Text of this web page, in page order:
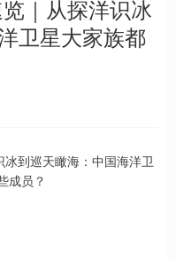
｜从探洋识冰
卫星大家族都